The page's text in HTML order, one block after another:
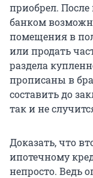
приобрел.
банком
помещения в
или продать
раздела
прописаны в
составить до
так и не
Доказать, что
ипотечному
непросто. Ведь